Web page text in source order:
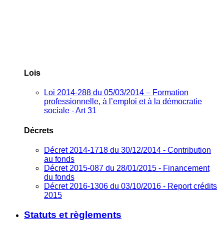
Lois
Loi 2014-288 du 05/03/2014 – Formation
professionnelle, à l’emploi et à la démocratie
sociale - Art 31
Décrets
Décret 2014-1718 du 30/12/2014 - Contribution
au fonds
Décret 2015-087 du 28/01/2015 - Financement
du fonds
Décret 2016-1306 du 03/10/2016 - Report crédits
2015
Statuts et règlements